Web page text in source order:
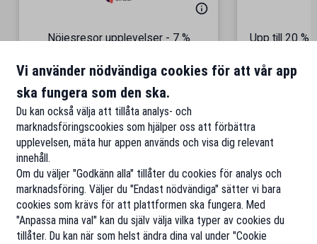
Nöjesresor upplevelser - 7 %
Till rabatten
Upp till 20 %
Vi använder nödvändiga cookies för att vår app
ska fungera som den ska.
Du kan också välja att tillåta analys- och
marknadsföringscookies som hjälper oss att förbättra
upplevelsen, mäta hur appen används och visa dig relevant
innehåll.
Om du väljer "Godkänn alla" tillåter du cookies för analys och
marknadsföring. Väljer du "Endast nödvändiga" sätter vi bara
cookies som krävs för att plattformen ska fungera. Med
"Anpassa mina val" kan du själv välja vilka typer av cookies du
tillåter. Du kan när som helst ändra dina val under "Cookie